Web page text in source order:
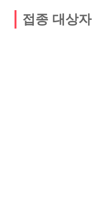
접종 대상자